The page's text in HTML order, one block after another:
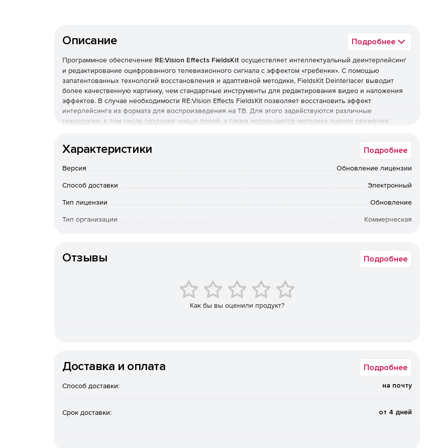
Описание Подробнее
Программное обеспечение RE:Vision Effects FieldsKit осуществляет интеллектуальный деинтерлейсинг
и редактирование оцифрованного телевизионного сигнала с эффектом «гребенки». С помощью
запатентованных технологий восстановления и адаптивной методики, FieldsKit Deinterlacer выводит
более качественную картинку, чем стандартные инструменты для редактирования видео и наложения
эффектов. В случае необходимости RE:Vision Effects FieldsKit позволяет восстановить эффект
интерлейсинга из формата для воспроизведения на ТВ. Для этого задействуются различные
технологии, в том числе создание новых полей, а также используется методика оценки движения.
выше.
Методика оценки движения для повышения качества деинтерлейсинга.
Вертикальное размытие для снижения или устранения уровня мерцания или иных артефактов.
Возможность добавления резкости в случае, если процесс шумоподавления сделал кадр излишне
Возможность сочетания и перехода областей при сокращении дефектов изображения в
Характеристики Подробнее
Версия Обновление лицензии
Способ доставки Электронный
Тип лицензии Обновление
Тип организации Коммерческая
Отзывы Подробнее
Как бы вы оценили продукт?
Доставка и оплата Подробнее
Способ доставки: на почту
Срок доставки: от 4 дней